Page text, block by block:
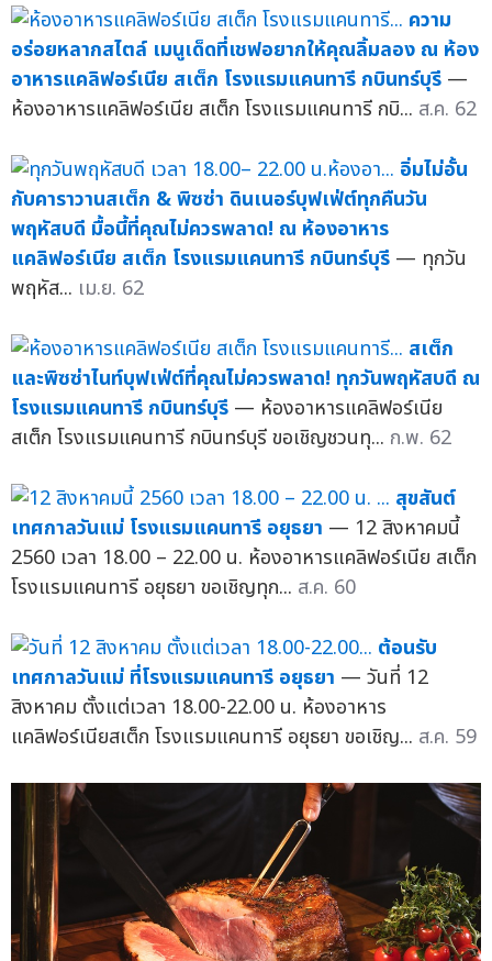
ความ
อร่อยหลากสไตล์ เมนูเด็ดที่เชฟอยากให้คุณลิ้มลอง ณ ห้อง
อาหารแคลิฟอร์เนีย สเต็ก โรงแรมแคนทารี กบินทร์บุรี —
ห้องอาหารแคลิฟอร์เนีย สเต็ก โรงแรมแคนทารี กบิ... ส.ค. 62
อิ่มไม่อั้น
กับคาราวานสเต็ก & พิซซ่า ดินเนอร์บุฟเฟ่ต์ทุกคืนวัน
พฤหัสบดี มื้อนี้ที่คุณไม่ควรพลาด! ณ ห้องอาหาร
แคลิฟอร์เนีย สเต็ก โรงแรมแคนทารี กบินทร์บุรี — ทุกวัน
พฤหัส... เม.ย. 62
สเต็ก
และพิซซ่าไนท์บุฟเฟ่ต์ที่คุณไม่ควรพลาด! ทุกวันพฤหัสบดี ณ
โรงแรมแคนทารี กบินทร์บุรี — ห้องอาหารแคลิฟอร์เนีย
สเต็ก โรงแรมแคนทารี กบินทร์บุรี ขอเชิญชวนทุ... ก.พ. 62
สุขสันต์
เทศกาลวันแม่ โรงแรมแคนทารี อยุธยา — 12 สิงหาคมนี้
2560 เวลา 18.00 – 22.00 น. ห้องอาหารแคลิฟอร์เนีย สเต็ก
โรงแรมแคนทารี อยุธยา ขอเชิญทุก... ส.ค. 60
ต้อนรับ
เทศกาลวันแม่ ที่โรงแรมแคนทารี อยุธยา — วันที่ 12
สิงหาคม ตั้งแต่เวลา 18.00-22.00 น. ห้องอาหาร
แคลิฟอร์เนียสเต็ก โรงแรมแคนทารี อยุธยา ขอเชิญ... ส.ค. 59